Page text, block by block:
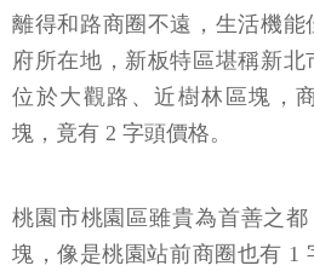
離得和路商圈不遠，生活機能
府所在地，新板特區堪稱新北
位於大觀路、近樹林區塊，
塊，竟有 2 字頭價格。
桃園市桃園區雖貴為首善之都
塊，像是桃園站前商圈也有 1